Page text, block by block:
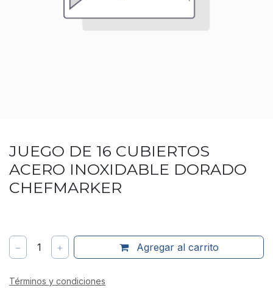
JUEGO DE 16 CUBIERTOS
ACERO INOXIDABLE DORADO
CHEFMARKER
− 1 + Agregar al carrito
Términos y condiciones